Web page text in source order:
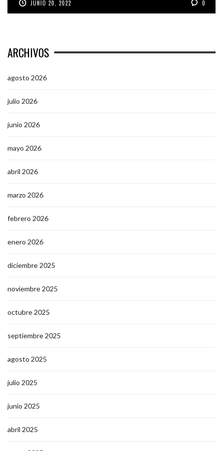
JUNIO 20, 2022 0
ARCHIVOS
agosto 2026
julio 2026
junio 2026
mayo 2026
abril 2026
marzo 2026
febrero 2026
enero 2026
diciembre 2025
noviembre 2025
octubre 2025
septiembre 2025
agosto 2025
julio 2025
junio 2025
abril 2025